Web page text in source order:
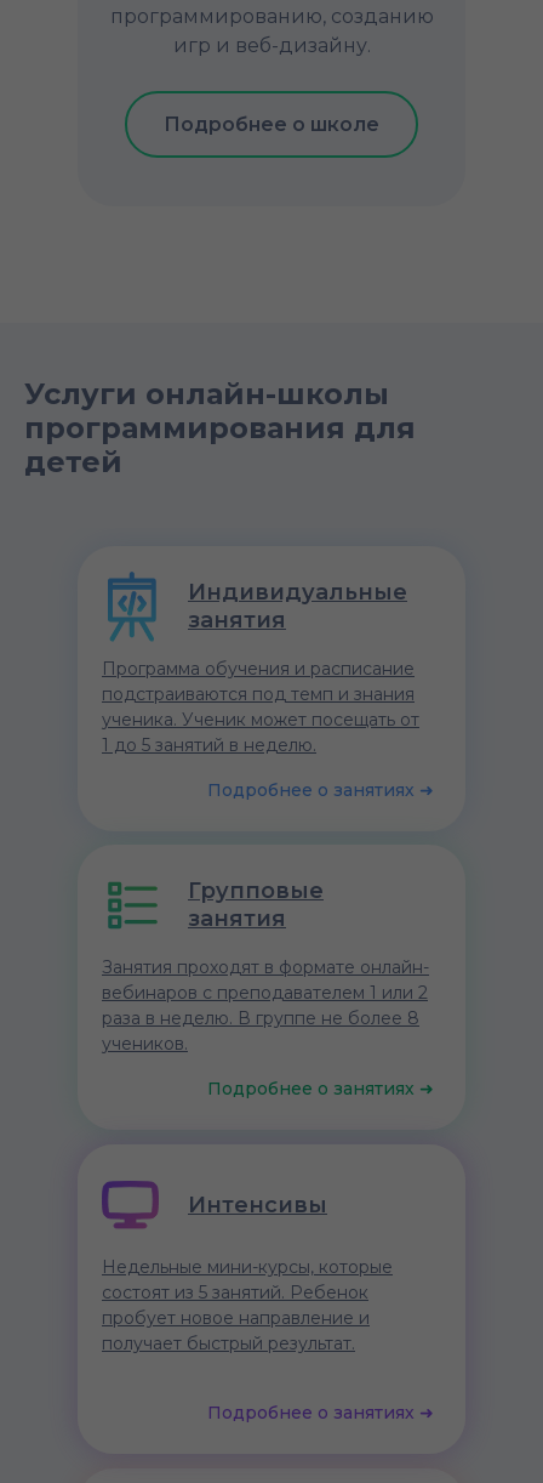
программированию, созданию
игр и веб-дизайну.
Подробнее о школе
Услуги онлайн-школы
программирования для
детей
Программа обучения и расписание
подстраиваются под темп и знания
ученика. Ученик может посещать от
1 до 5 занятий в неделю.
Индивидуальные
занятия
Подробнее о занятиях ➜
Занятия проходят в формате онлайн-
вебинаров с преподавателем 1 или 2
раза в неделю. В группе не более 8
учеников.
Групповые
занятия
Подробнее о занятиях ➜
Онлайн-интенсивы на зимних и
летних каникулах: 10 занятий за 5
дней. Возможность познакомиться с
новыми направлениями и создать
Онлайн-лагерь
Подробнее о занятиях ➜
Недельные мини-курсы, которые
состоят из 5 занятий. Ребенок
пробует новое направление и
получает быстрый результат.
Интенсивы
Подробнее о занятиях ➜